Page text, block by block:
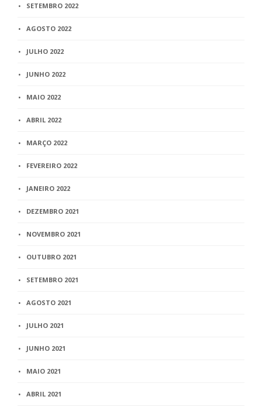
SETEMBRO 2022
AGOSTO 2022
JULHO 2022
JUNHO 2022
MAIO 2022
ABRIL 2022
MARÇO 2022
FEVEREIRO 2022
JANEIRO 2022
DEZEMBRO 2021
NOVEMBRO 2021
OUTUBRO 2021
SETEMBRO 2021
AGOSTO 2021
JULHO 2021
JUNHO 2021
MAIO 2021
ABRIL 2021